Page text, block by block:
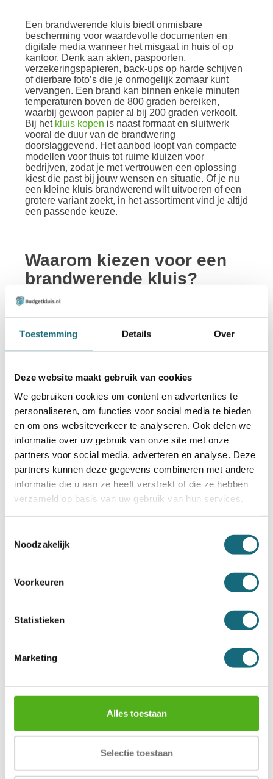
Toestemming Details Over
Deze website maakt gebruik van cookies
We gebruiken cookies om content en advertenties te
personaliseren, om functies voor social media te bieden
en om ons websiteverkeer te analyseren. Ook delen we
informatie over uw gebruik van onze site met onze
partners voor social media, adverteren en analyse. Deze
partners kunnen deze gegevens combineren met andere
informatie die u aan ze heeft verstrekt of die ze hebben
verzameld op basis van uw gebruik van hun services.
Noodzakelijk
Voorkeuren
Statistieken
Marketing
Alles toestaan
Selectie toestaan
Een brandwerende kluis biedt onmisbare
bescherming voor waardevolle documenten en
digitale media wanneer het misgaat in huis of op
kantoor. Denk aan akten, paspoorten,
verzekeringspapieren, back-ups op harde schijven
of dierbare foto’s die je onmogelijk zomaar kunt
vervangen. Een brand kan binnen enkele minuten
temperaturen boven de 800 graden bereiken,
waarbij gewoon papier al bij 200 graden verkoolt.
Bij het kluis kopen is naast formaat en sluitwerk
vooral de duur van de brandwering
doorslaggevend. Het aanbod loopt van compacte
modellen voor thuis tot ruime kluizen voor
bedrijven, zodat je met vertrouwen een oplossing
kiest die past bij jouw wensen en situatie. Of je nu
een kleine kluis brandwerend wilt uitvoeren of een
grotere variant zoekt, in het assortiment vind je altijd
een passende keuze.
Waarom kiezen voor een
brandwerende kluis?
Een brand ontstaat vaak onverwacht en heeft grote
naar een volledige woningbrand, waarbij
binnentemperatuur gedurende de gecertificeerde
niet in aanraking komt met vlammen of rook.
Documenten zoals testamenten, hypotheekstukken
of zakelijke boekhouding kun je bij verlies
nauwelijks vervangen, en ook voor digitale media
zoals USB-sticks, externe schijven of
geheugenkaarten is een gespecialiseerde kluis
onmisbaar. Naast bescherming tegen brand bieden
veel modellen bovendien weerstand tegen
bluswater, dat vaak evenveel schade veroorzaakt
als de brand zelf. Zo bescherm je met één
brandwerende kluis kopen
Met meer dan vijftig jaar ervaring bieden wij een
gerenommeerde merken als
Raat,Chubbsafes
, geschikt voor iedere
eigen ogen bekijken? In deshowroom vergelijk je
op je gemak verschillende types en krijg je
persoonlijk advies van een specialist. Bestel je vóór
14:30 uur, dan gaat jouw kluis diezelfde dag nog op
transport. De ervaren monteurs zorgen desgewenst
voor het professioneelverankeren van je kluis aan
vloer of muur, zodat je aankoop stevig op zijn plek
garantie, waarmee je verzekerd bent van kwaliteit